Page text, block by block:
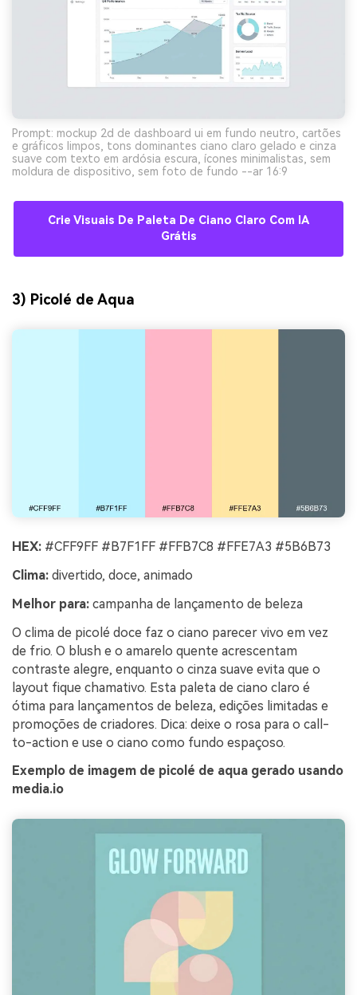
Prompt: mockup 2d de dashboard ui em fundo neutro, cartões
e gráficos limpos, tons dominantes ciano claro gelado e cinza
suave com texto em ardósia escura, ícones minimalistas, sem
moldura de dispositivo, sem foto de fundo --ar 16:9
Crie Visuais De Paleta De Ciano Claro Com IA
Grátis
3) Picolé de Aqua
HEX: #CFF9FF #B7F1FF #FFB7C8 #FFE7A3 #5B6B73
Clima: divertido, doce, animado
Melhor para: campanha de lançamento de beleza
O clima de picolé doce faz o ciano parecer vivo em vez
de frio. O blush e o amarelo quente acrescentam
contraste alegre, enquanto o cinza suave evita que o
layout fique chamativo. Esta paleta de ciano claro é
ótima para lançamentos de beleza, edições limitadas e
promoções de criadores. Dica: deixe o rosa para o call-
to-action e use o ciano como fundo espaçoso.
Exemplo de imagem de picolé de aqua gerado usando
media.io